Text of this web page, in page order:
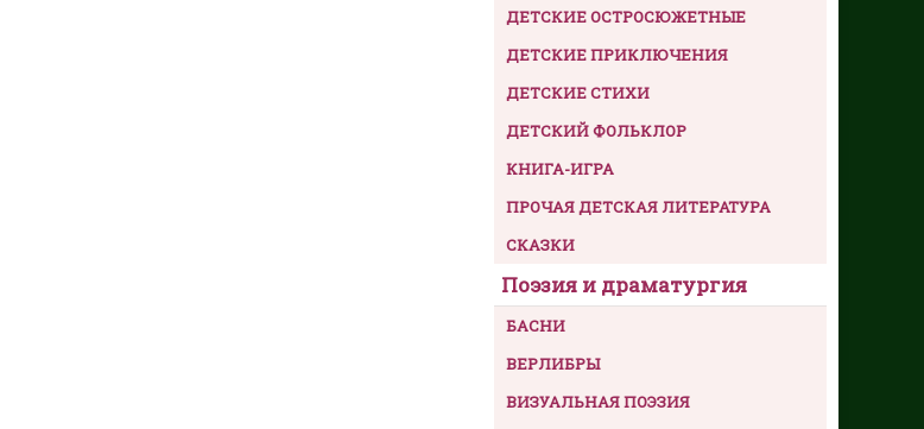
ДЕТСКИЕ ОСТРОСЮЖЕТНЫЕ
ДЕТСКИЕ ПРИКЛЮЧЕНИЯ
ДЕТСКИЕ СТИХИ
ДЕТСКИЙ ФОЛЬКЛОР
КНИГА-ИГРА
ПРОЧАЯ ДЕТСКАЯ ЛИТЕРАТУРА
СКАЗКИ
Поэзия и драматургия
БАСНИ
ВЕРЛИБРЫ
ВИЗУАЛЬНАЯ ПОЭЗИЯ